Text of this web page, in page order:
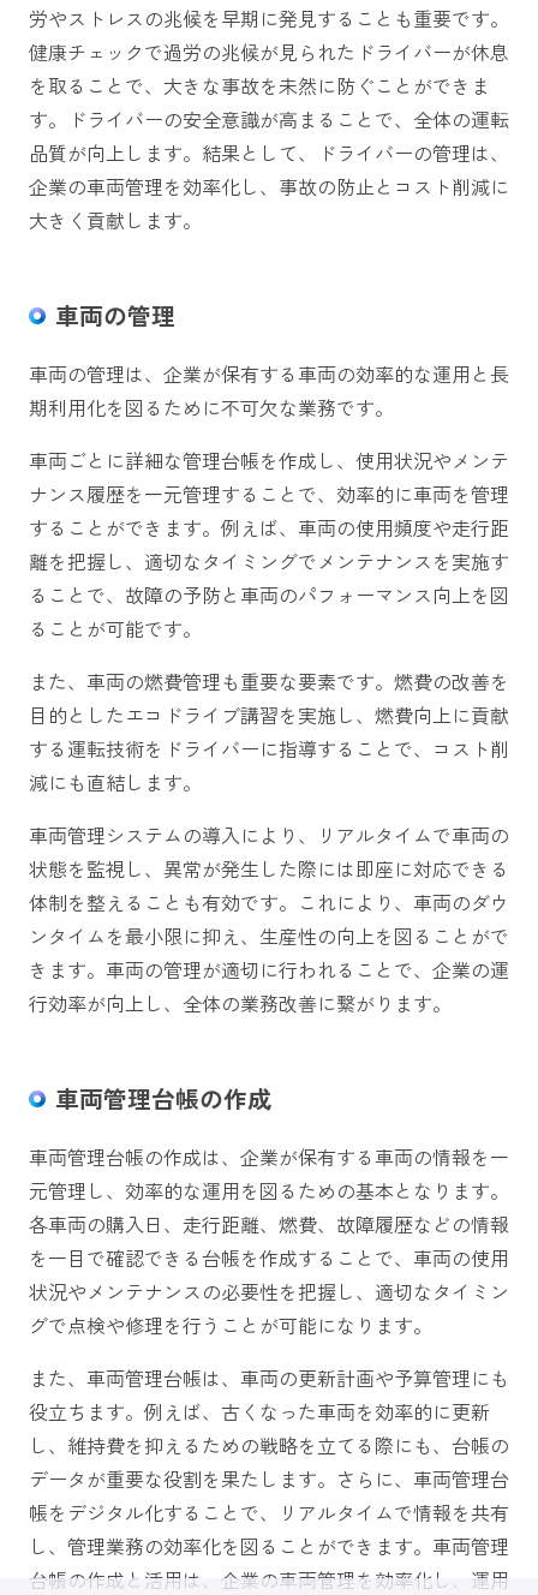
労やストレスの兆候を早期に発見することも重要です。
健康チェックで過労の兆候が見られたドライバーが休息
を取ることで、大きな事故を未然に防ぐことができま
す。ドライバーの安全意識が高まることで、全体の運転
品質が向上します。結果として、ドライバーの管理は、
企業の車両管理を効率化し、事故の防止とコスト削減に
大きく貢献します。
車両の管理
車両の管理は、企業が保有する車両の効率的な運用と長
期利用化を図るために不可欠な業務です。
車両ごとに詳細な管理台帳を作成し、使用状況やメンテ
ナンス履歴を一元管理することで、効率的に車両を管理
することができます。例えば、車両の使用頻度や走行距
離を把握し、適切なタイミングでメンテナンスを実施す
ることで、故障の予防と車両のパフォーマンス向上を図
ることが可能です。
また、車両の燃費管理も重要な要素です。燃費の改善を
目的としたエコドライブ講習を実施し、燃費向上に貢献
する運転技術をドライバーに指導することで、コスト削
減にも直結します。
車両管理システムの導入により、リアルタイムで車両の
状態を監視し、異常が発生した際には即座に対応できる
体制を整えることも有効です。これにより、車両のダウ
ンタイムを最小限に抑え、生産性の向上を図ることがで
きます。車両の管理が適切に行われることで、企業の運
行効率が向上し、全体の業務改善に繋がります。
車両管理台帳の作成
車両管理台帳の作成は、企業が保有する車両の情報を一
元管理し、効率的な運用を図るための基本となります。
各車両の購入日、走行距離、燃費、故障履歴などの情報
を一目で確認できる台帳を作成することで、車両の使用
状況やメンテナンスの必要性を把握し、適切なタイミン
グで点検や修理を行うことが可能になります。
また、車両管理台帳は、車両の更新計画や予算管理にも
役立ちます。例えば、古くなった車両を効率的に更新
し、維持費を抑えるための戦略を立てる際にも、台帳の
データが重要な役割を果たします。さらに、車両管理台
帳をデジタル化することで、リアルタイムで情報を共有
し、管理業務の効率化を図ることができます。車両管理
台帳の作成と活用は、企業の車両管理を効率化し、運用